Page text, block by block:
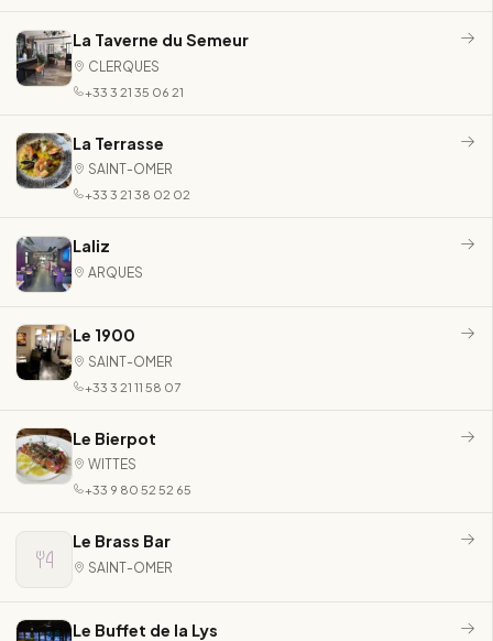
La Taverne du Semeur
CLERQUES
+33 3 21 35 06 21
La Terrasse
SAINT-OMER
+33 3 21 38 02 02
Laliz
ARQUES
Le 1900
SAINT-OMER
+33 3 21 11 58 07
Le Bierpot
WITTES
+33 9 80 52 52 65
Le Brass Bar
SAINT-OMER
Le Buffet de la Lys